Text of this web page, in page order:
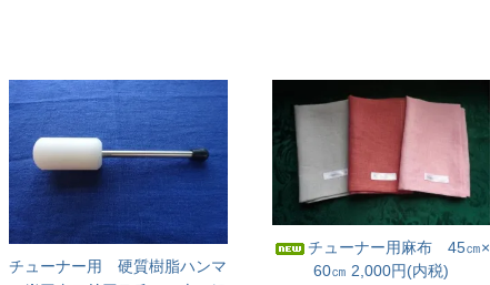
チューナー用 硬質樹脂ハンマ
チューナー用麻布 45㎝×
60㎝ 2,000円(内税)